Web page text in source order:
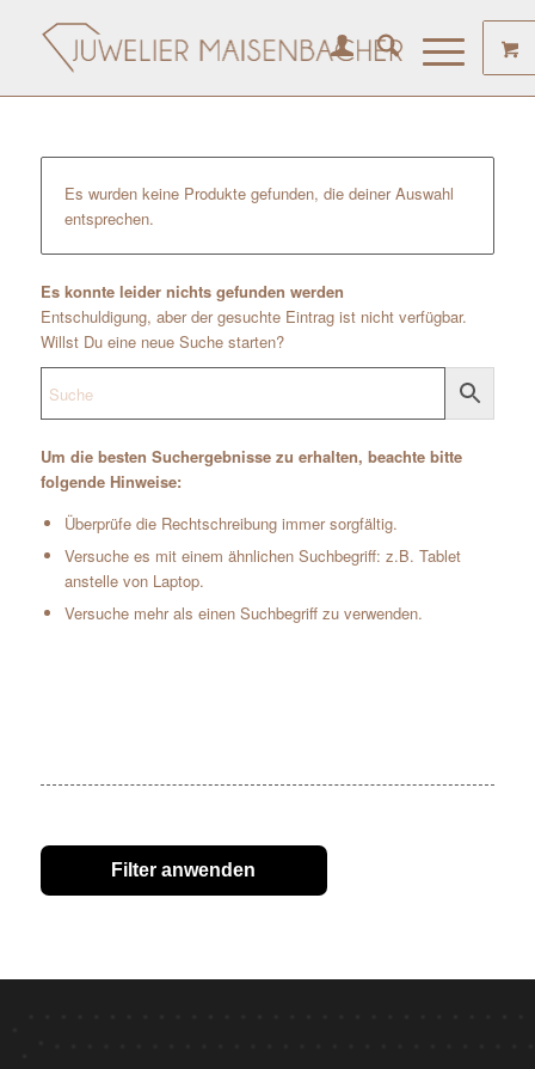
Es wurden keine Produkte gefunden, die deiner Auswahl
entsprechen.
Es konnte leider nichts gefunden werden
Entschuldigung, aber der gesuchte Eintrag ist nicht verfügbar.
Willst Du eine neue Suche starten?
Um die besten Suchergebnisse zu erhalten, beachte bitte
folgende Hinweise:
Überprüfe die Rechtschreibung immer sorgfältig.
Versuche es mit einem ähnlichen Suchbegriff: z.B. Tablet
anstelle von Laptop.
Versuche mehr als einen Suchbegriff zu verwenden.
Filter anwenden